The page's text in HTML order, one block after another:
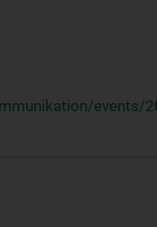
events/